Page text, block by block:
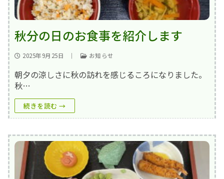
秋分の日のお食事を紹介します
2025年9月25日 ｜ お知らせ
朝夕の涼しさに秋の訪れを感じるころになりました。
秋…
続きを読む →